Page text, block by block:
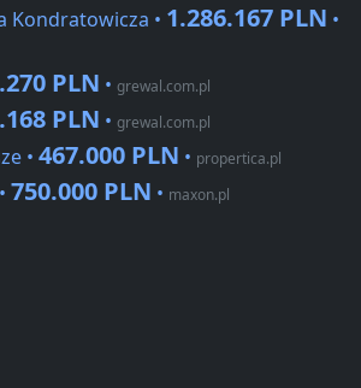
Kondratowicza • 1.286.167 PLN •
PLN • grewal.com.pl
PLN • grewal.com.pl
• 467.000 PLN • propertica.pl
750.000 PLN • maxon.pl